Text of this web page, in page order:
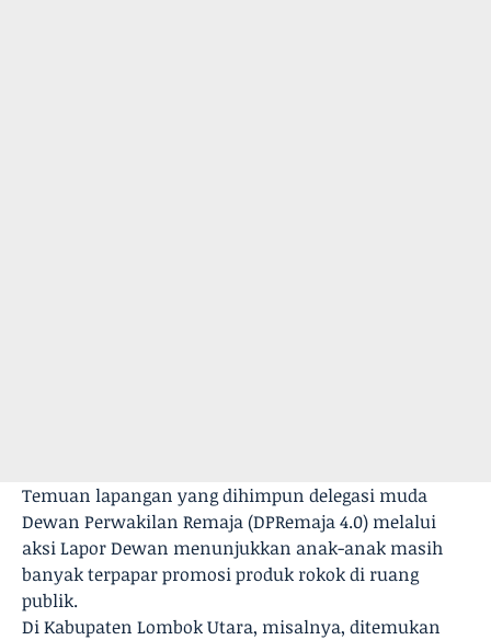
Temuan lapangan yang dihimpun delegasi muda
Dewan Perwakilan Remaja (DPRemaja 4.0) melalui
aksi Lapor Dewan menunjukkan anak-anak masih
banyak terpapar promosi produk rokok di ruang
publik.
Di Kabupaten Lombok Utara, misalnya, ditemukan